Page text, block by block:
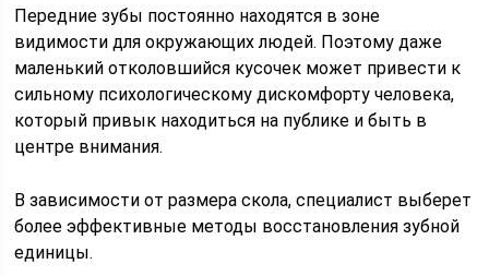
Передние зубы постоянно находятся в зоне
видимости для окружающих людей. Поэтому даже
маленький отколовшийся кусочек может привести к
сильному психологическому дискомфорту человека,
который привык находиться на публике и быть в
центре внимания.
В зависимости от размера скола, специалист выберет
более эффективные методы восстановления зубной
единицы.